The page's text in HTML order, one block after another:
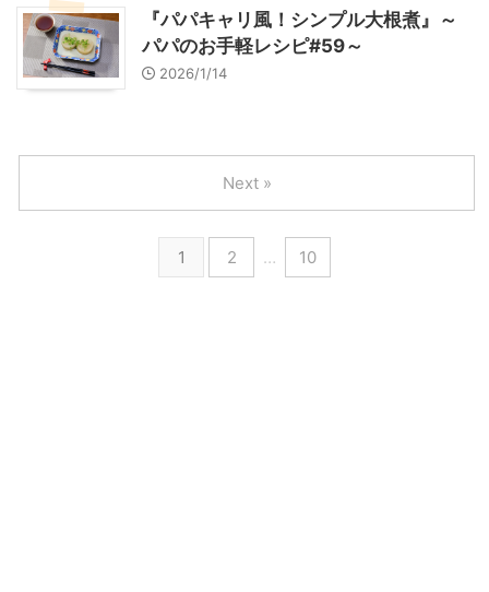
『パパキャリ風！シンプル大根煮』～
パパのお手軽レシピ#59～
2026/1/14
1 2 … 10
Next »